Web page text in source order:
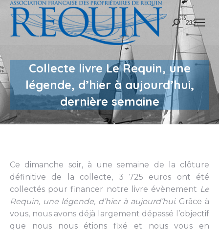
Recherche
Collecte livre Le Requin, une
légende, d’hier à aujourd’hui,
dernière semaine
Ce dimanche soir, à une semaine de la clôture
définitive de la collecte, 3 725 euros ont été
collectés pour financer notre livre évènement Le
Requin, une légende, d’hier à aujourd’hui. Grâce à
vous, nous avons déjà largement dépassé l’objectif
que nous nous étions fixé et nous vous en